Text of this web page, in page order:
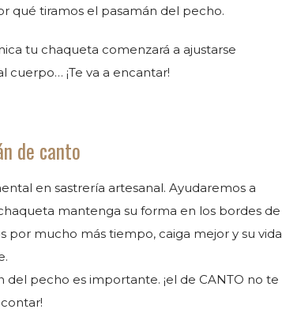
qué tiramos el pasamán del pecho.
tu chaqueta comenzará a ajustarse
cuerpo… ¡Te va a encantar!
de canto
en sastrería artesanal. Ayudaremos a
mantenga su forma en los bordes de
por mucho más tiempo, caiga mejor y su vida
del pecho es importante. ¡el de CANTO no te